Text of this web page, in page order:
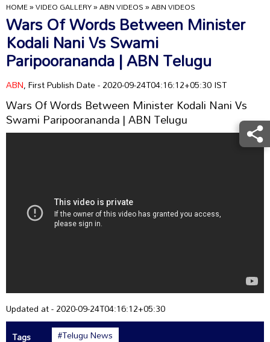
HOME»VIDEO GALLERY»ABN VIDEOS»ABN VIDEOS
Wars Of Words Between Minister
Kodali Nani Vs Swami
Paripoorananda | ABN Telugu
ABN, First Publish Date - 2020-09-24T04:16:12+05:30 IST
Wars Of Words Between Minister Kodali Nani Vs
Swami Paripoorananda | ABN Telugu
Updated at - 2020-09-24T04:16:12+05:30
Tags
#Telugu News